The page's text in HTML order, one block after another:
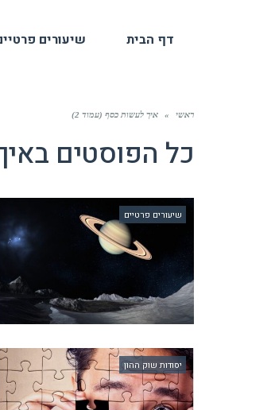
דף הבית שיעורים
ראשי » איך לעשות כסף (עמוד 2)
כל הפוסטים ב
שיעורים פרטיים
יסודות שוק ההון